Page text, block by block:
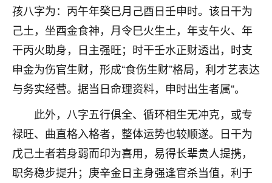
孩八字为：丙午年癸巳月己酉日壬申时。该日干为
己土，坐酉金食神，月令巳火生土，年支午火、年
干丙火助身，日主强旺；时干壬水正财透出，时支
申金为伤官生财，形成“食伤生财”格局，利才艺表达
与务实经营。据当日命理资料，申时出生者属“。
此外，八字五行俱全、循环相生无冲克，或专
禄旺、曲直格入格者，整体运势也较顺遂。日干为
戊己土者若身弱而印为喜用，易得长辈贵人提携，
职务稳步提升；庚辛金日主身强逢官杀当值，利于
我是公司人事调整，有升迁机会，但同时竞争的我们
三个，找老师的时候是抱着侥幸心理，没想到老师看
着我晋升有望，我半信半疑的按照老师建议，做了化
太岁还有一个发钱粮，本来年前的人事调整，拖到年
后，我以为都没戏了，结果开年一上班，开会提拔升
职第一个就是我，职务无所谓，主要是底薪加了
3000，非常开心，无论如何，感恩感谢！🙏🏻
鹿森 ：恭喜升职加薪！！，请客吗？�
12小时前 来自北京
心心相印